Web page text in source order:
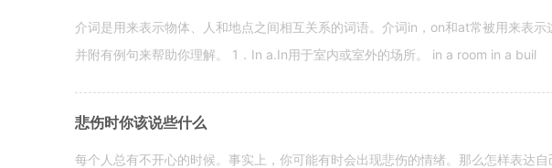
介词是用来表示物体、人和地点之间相互关系的词语。介词in，on和at常被用来表示
并附有例句来帮助你理解。 1．In a.In用于室内或室外的场所。 in a room in a buil
悲伤时你该说些什么
每个人总有不开心的时候。事实上，你可能有时会出现悲伤的情绪。那么怎样表达